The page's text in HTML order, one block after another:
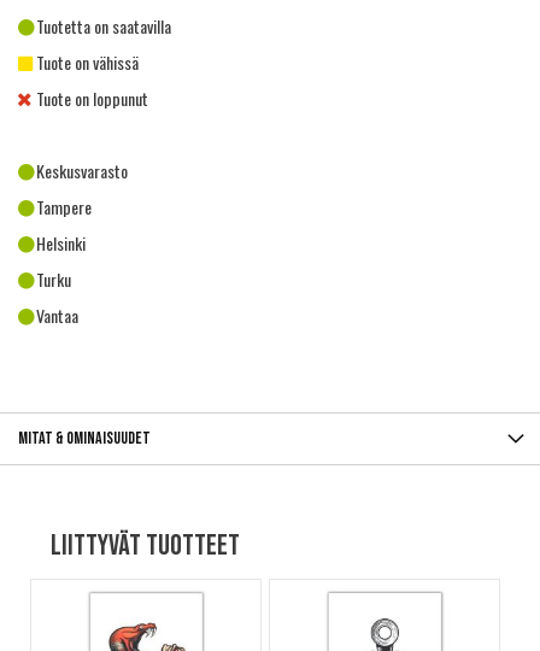
Tuotetta on saatavilla
Tuote on vähissä
Tuote on loppunut
Keskusvarasto
Tampere
Helsinki
Turku
Vantaa
Mitat & ominaisuudet
Liittyvät tuotteet